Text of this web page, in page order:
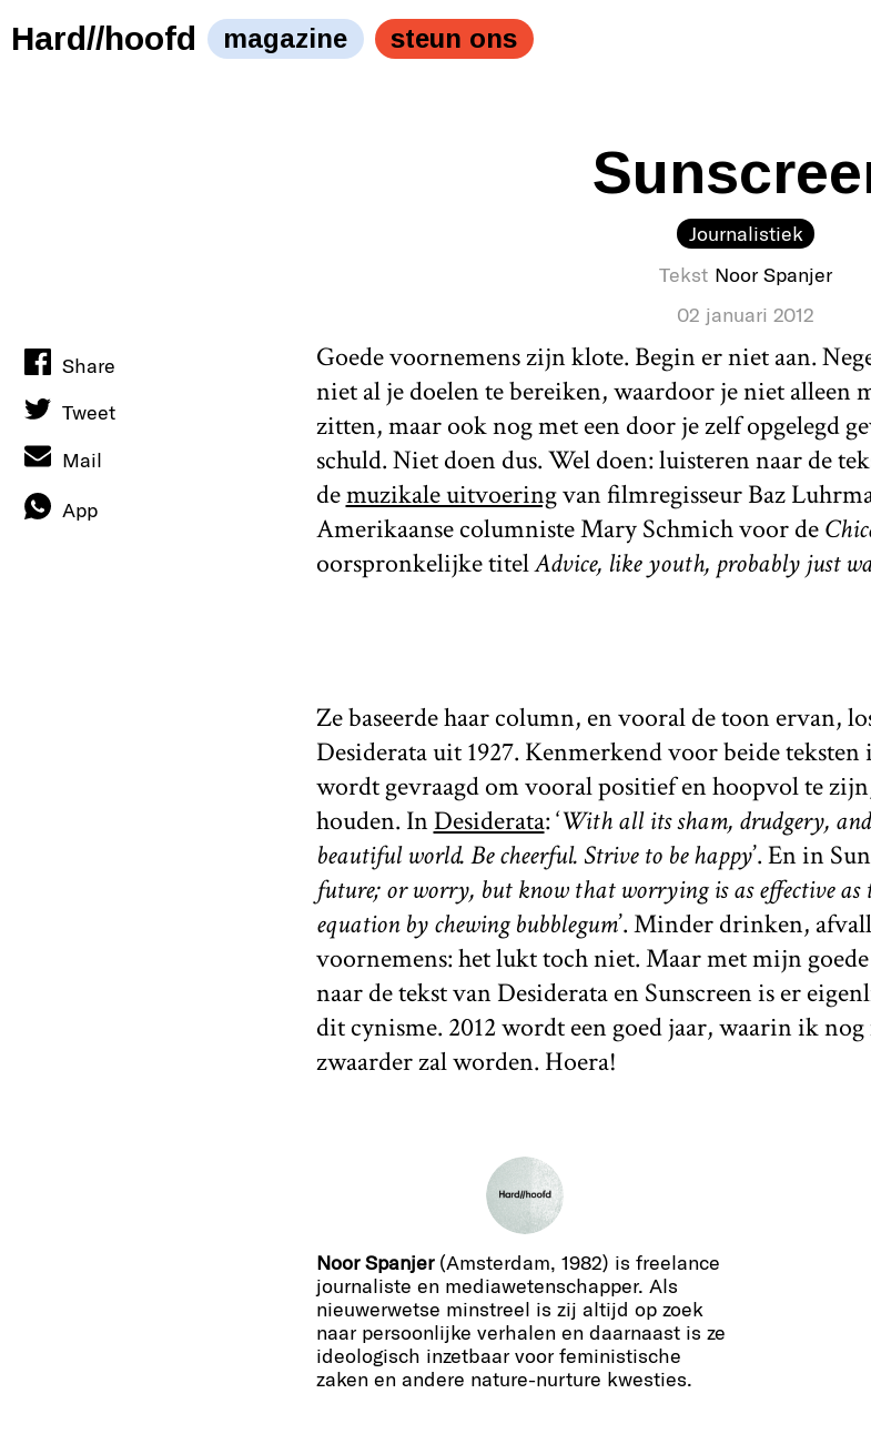
Hard//hoofd magazine steun ons
Journalistiek
Tekst Noor Spanjer
02 januari 2012
Goede voornemens zijn klote. Begin er niet aan.
niet al je doelen te bereiken, waardoor je niet
zitten, maar ook nog met een door je zelf opgelegd
schuld. Niet doen dus. Wel doen: luisteren naar de
demuzikale uitvoeringvan filmregisseur Baz
Amerikaanse columniste Mary Schmich voor de
oorspronkelijke titelAdvice, like youth, probably just
Ze baseerde haar column, en vooral de toon ervan,
Desiderata uit 1927. Kenmerkend voor beide teksten
wordt gevraagd om vooral positief en hoopvol te
houden. InDesiderata: ‘With all its sham, drudgery,
beautiful world. Be cheerful. Strive to be happy’. En in
future; or worry, but know that worrying is as effective as
equation by chewing bubblegum’. Minder drinken,
voornemens: het lukt toch niet. Maar met mijn
naar de tekst van Desiderata en Sunscreen is er
dit cynisme. 2012 wordt een goed jaar, waarin ik
zwaarder zal worden. Hoera!
Share
Tweet
Mail
App
Noor Spanjer(Amsterdam, 1982) is freelance
journaliste en mediawetenschapper. Als
nieuwerwetse minstreel is zij altijd op zoek
naar persoonlijke verhalen en daarnaast is ze
ideologisch inzetbaar voor feministische
zaken en andere nature-nurture kwesties.